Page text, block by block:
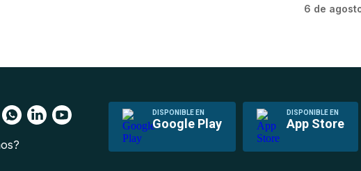
6 de
DISPONIBLE EN
Google Play
DISPONIBLE EN
App Store